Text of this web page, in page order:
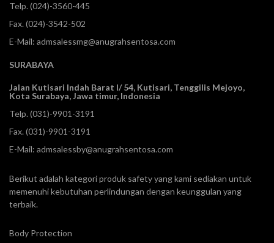
Telp. (024)-3560-445
Fax. (024)-3542-502
E-Mail: admsalessmg@anugrahsentosa.com
SURABAYA
Jalan Kutisari Indah Barat I/ 54, Kutisari, Tenggilis Mejoyo,
Kota Surabaya, Jawa timur, Indonesia
Telp. (031)-9901-3191
Fax. (031)-9901-3191
E-Mail: admsalessby@anugrahsentosa.com
Berikut adalah kategori produk safety yang kami sediakan untuk
memenuhi kebutuhan perlindungan dengan keunggulan yang
terbaik.
Body Protection